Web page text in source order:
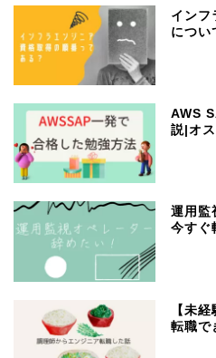
インフ
につい
AWS
説|オ
運用監
今すぐ
【未
転職で